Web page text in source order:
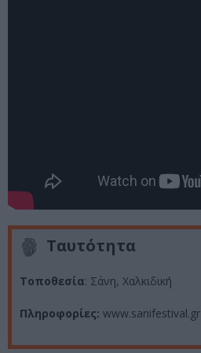
Ταυτότητα
Τοποθεσία: Σάνη, Χαλκιδική
Πληροφορίες: www.sanifestival.gr